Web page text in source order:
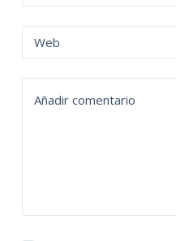
Web
Añadir comentario
a
t